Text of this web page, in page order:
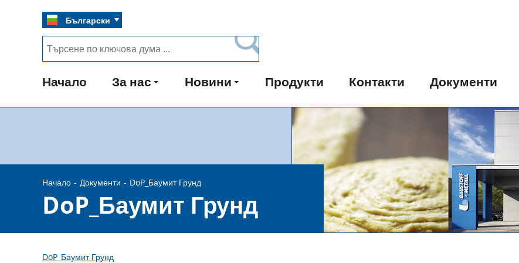
Български
Начало За нас Новини Продукти Контакти Документи
Начало Документи DoP_Баумит Грунд
DoP_Баумит Грунд
DoP_Баумит Грунд